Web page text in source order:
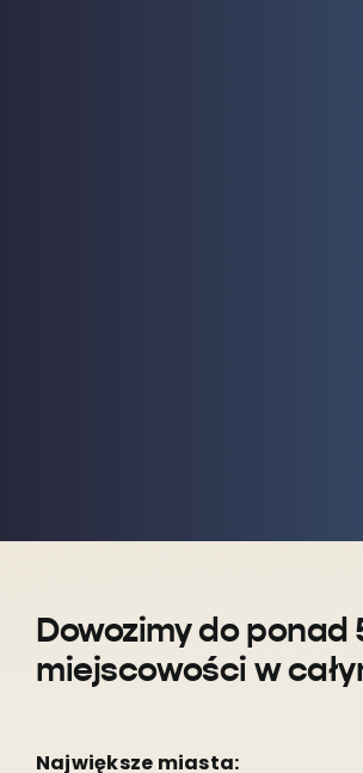
Dowozimy do ponad
miejscowości w
Największe miasta: